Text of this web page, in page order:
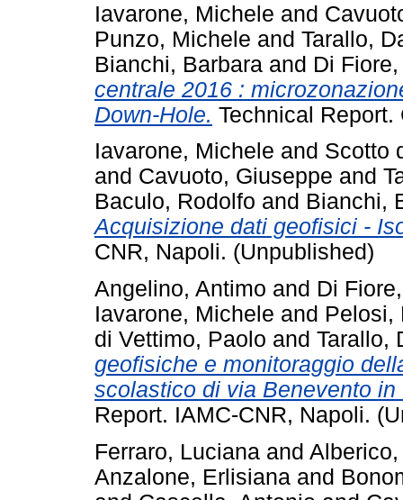
Iavarone, Michele and
Punzo, Michele and Tarallo,
Bianchi, Barbara and Di
centrale 2016 :
Down-Hole. Technical
Iavarone, Michele and Scotto
and Cavuoto, Giuseppe and
Baculo, Rodolfo and Bianchi,
Acquisizione dati geofisici -
CNR, Napoli. (Unpublished)
Angelino, Antimo and Di
Iavarone, Michele and Pelosi,
di Vettimo, Paolo and Tarallo,
geofisiche e monitoraggio
scolastico di via Benevento
Report. IAMC-CNR, Napoli.
Ferraro, Luciana and
Anzalone, Erlisiana and